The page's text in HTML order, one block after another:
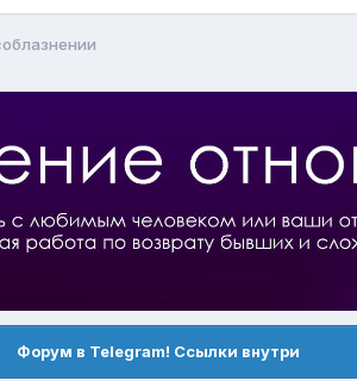
Форум в Telegram! Ссылки внутри